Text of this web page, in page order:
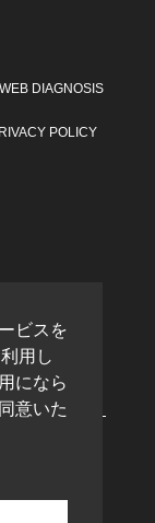
WEB DIAGNOSIS
POLICY
ジ制作
トラボ
ビスを
用し
になら
意いた